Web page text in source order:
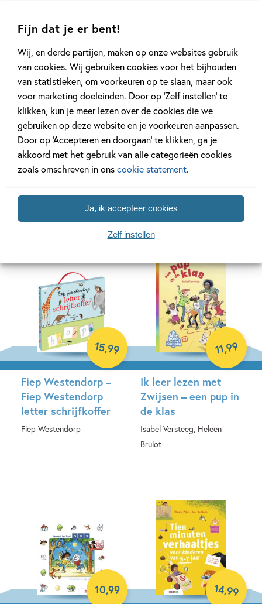
Fijn dat je er bent!
Wij, en derde partijen, maken op onze websites gebruik
van cookies. Wij gebruiken cookies voor het bijhouden
van statistieken, om voorkeuren op te slaan, maar ook
voor marketing doeleinden. Door op ‘Zelf instellen’ te
klikken, kun je meer lezen over de cookies die we
gebruiken op deze website en je voorkeuren aanpassen.
Door op ‘Accepteren en doorgaan’ te klikken, ga je
akkoord met het gebruik van alle categorieën cookies
zoals omschreven in onscookie statement.
Ja, ik accepteer cookies
Zelf instellen
Moppenboeken – Ik
weet een mop!
Erik van Os, Elle van
10
Kleuters
samenleesboeken –
Fien & Teun – op de
10 99
Fiep Westendorp –
Fiep Westendorp
letter schrijfkoffer
Fiep Westendorp
15,99
Ik leer lezen met
Zwijsen – een pup in
de klas
Isabel Versteeg, Heleen
Brulot
11,99
10,99 14,99